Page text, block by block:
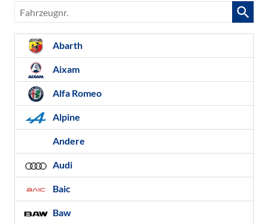
Fahrzeugnr.
Abarth
Aixam
Alfa Romeo
Alpine
Andere
Audi
Baic
Baw